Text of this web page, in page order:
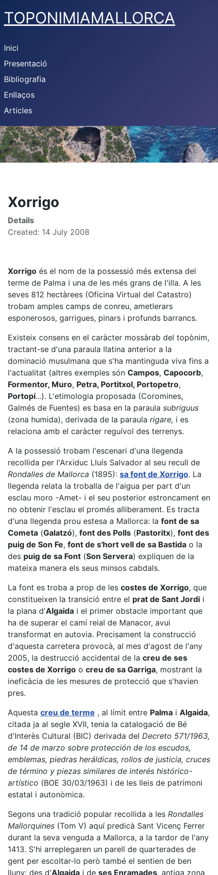
TOPONIMIAMALLORCA
Inici
Presentació
Bibliografia
Enllaços
Articles
Xorrigo
Details
Created: 14 July 2008
Xorrigo és el nom de la possessió més extensa del
terme de Palma i una de les més grans de l'illa. A les
seves 812 hectàrees (Oficina Virtual del Catastro)
trobam amples camps de conreu, ametlerars
esponerosos, garrigues, pinars i profunds barrancs.
Existeix consens en el caràcter mossàrab del topònim,
tractant-se d'una paraula llatina anterior a la
dominació musulmana que s'ha mantinguda viva fins a
l'actualitat (altres exemples són Campos, Capocorb,
Formentor, Muro, Petra, Portitxol, Portopetro,
Portopí...). L'etimologia proposada (Coromines,
Galmés de Fuentes) es basa en la paraula subriguus
(zona humida), derivada de la paraula rigare, i es
relaciona amb el caràcter reguívol des terrenys.
A la possessió trobam l'escenari d'una llegenda
recollida per l'Arxiduc Lluís Salvador al seu recull de
Rondalles de Mallorca (1895): sa font de Xorrigo. La
llegenda relata la troballa de l'aigua per part d'un
esclau moro -Amet- i el seu posterior estroncament en
no obtenir l'esclau el promés alliberament. Es tracta
d'una llegenda prou estesa a Mallorca: la font de sa
Cometa (Galatzó), font des Polls (Pastoritx), font des
puig de Son Fe, font de s'hort vell de sa Bastida o la
des puig de sa Font (Son Servera) expliquen de la
mateixa manera els seus minsos cabdals.
La font es troba a prop de les costes de Xorrigo, que
constitueixen la transició entre el prat de Sant Jordi i
la plana d'Algaida i el primer obstacle important que
ha de superar el camí reial de Manacor, avui
transformat en autovia. Precisament la construcció
d'aquesta carretera provocà, al mes d'agost de l'any
2005, la destrucció accidental de la creu de ses
costes de Xorrigo o creu de sa Garriga, mostrant la
ineficàcia de les mesures de protecció que s'havien
pres.
Aquesta creu de terme , al límit entre Palma i Algaida,
citada ja al segle XVII, tenia la catalogació de Bé
d'Interès Cultural (BIC) derivada del Decreto 571/1963,
de 14 de marzo sobre protección de los escudos,
emblemas, piedras heráldicas, rollos de justicia, cruces
de término y piezas similares de interés histórico-
artístico (BOE 30/03/1963) i de les lleis de patrimoni
estatal i autonòmica.
Segons una tradició popular recollida a les Rondalles
Mallorquines (Tom V) aquí predicà Sant Vicenç Ferrer
durant la seva venguda a Mallorca, a la tardor de l'any
1413. S'hi arreplegaren un parell de quarterades de
gent per escoltar-lo però també el sentien de ben
lluny: des d'Algaida i de ses Enramades, antiga zona